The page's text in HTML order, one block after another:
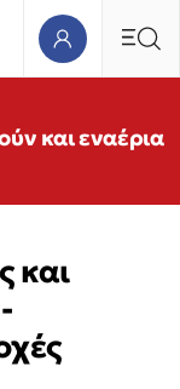
και εναέρια
και